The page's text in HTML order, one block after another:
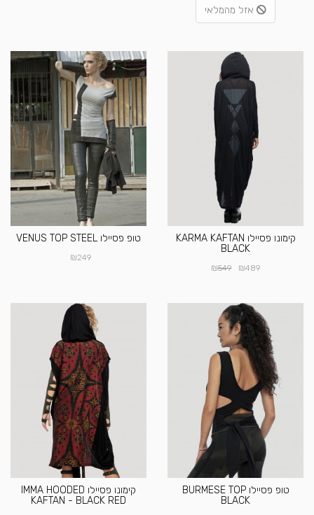
אזל מהמלאי
קימונו פסיילו KARMA KAFTAN
BLACK
₪489
₪549
טופ פסיילו VENUS TOP STEEL
₪249
טופ פסיילו BURMESE TOP
BLACK
קימונו פסיילו IMMA HOODED
KAFTAN - BLACK RED